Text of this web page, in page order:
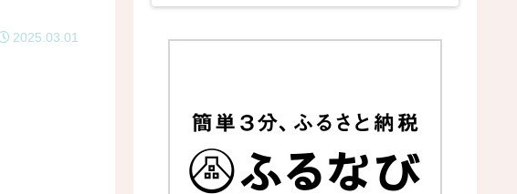
2025.03.01
カロリーメイトの受験応援を見